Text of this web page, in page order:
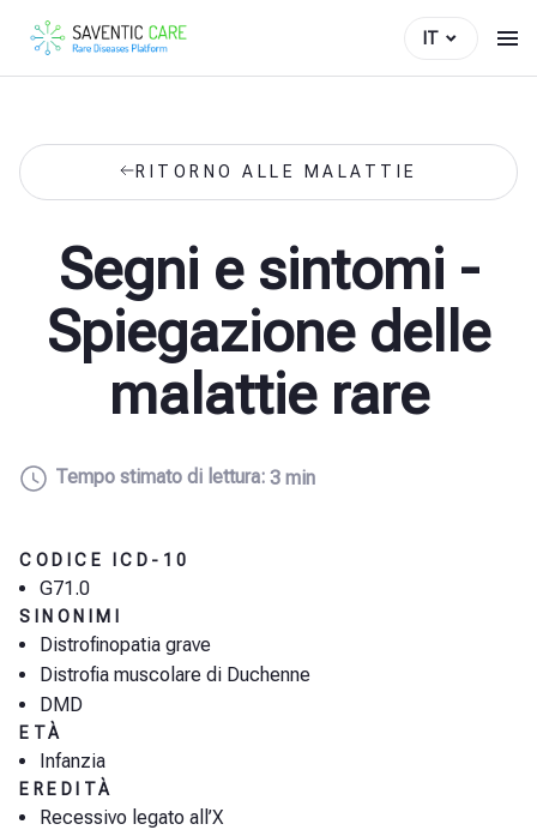
IT
RITORNO ALLE MALATTIE
Segni e sintomi -
Spiegazione delle
malattie rare
Tempo stimato di lettura: 3 min
CODICE ICD-10
G71.0
SINONIMI
Distrofinopatia grave
Distrofia muscolare di Duchenne
DMD
ETÀ
Infanzia
EREDITÀ
Recessivo legato all’X